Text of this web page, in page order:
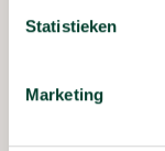
Statistieken
Marketing